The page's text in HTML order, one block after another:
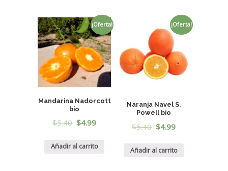
¡Oferta!
Mandarina Nadorcott
bio
$5.40 $4.99
Añadir al carrito
¡Oferta!
Naranja Navel S.
Powell bio
$5.40 $4.99
Añadir al carrito